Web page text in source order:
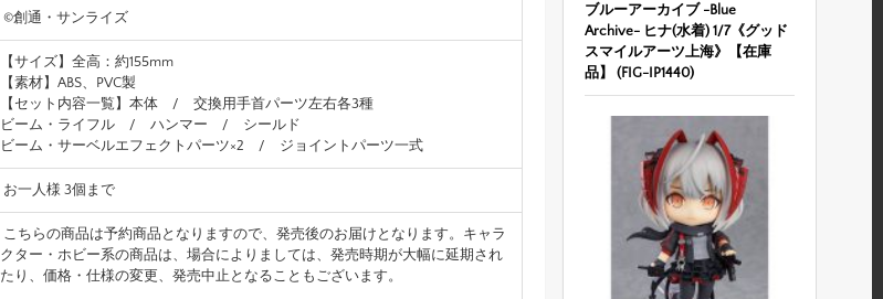
©創通・サンライズ
【サイズ】全高：約155mm
【素材】ABS、PVC製
【セット内容一覧】本体 / 交換用手首パーツ左右各3種
ビーム・ライフル / ハンマー / シールド
ビーム・サーベルエフェクトパーツ×2 / ジョイントパーツ一式
お一人様 3個まで
こちらの商品は予約商品となりますので、発売後のお届けとなります。キャラ
クター・ホビー系の商品は、場合によりましては、発売時期が大幅に延期され
たり、価格・仕様の変更、発売中止となることもございます。
ブルーアーカイブ -Blue
Archive- ヒナ(水着) 1/7《グッド
スマイルアーツ上海》【在庫
品】 (FIG-IP1440)